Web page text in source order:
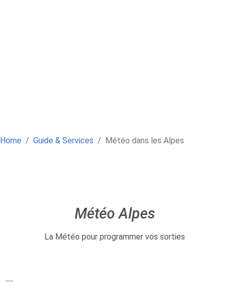
Home Guide & Services Météo dans les Alpes
Météo Alpes
La Météo pour programmer vos sorties